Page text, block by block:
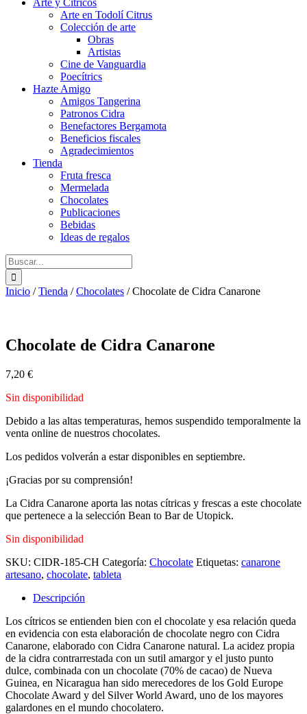
Arte y Cítricos
Arte en Todolí Citrus
Colección de arte
Obras
Artistas
Cine de Vanguardia
Poecítrics
Hazte Amigo
Amigos Tangerina
Patronos Cidra
Benefactores Bergamota
Beneficios fiscales
Agradecimientos
Tienda
Fruta fresca
Mermelada
Chocolates
Publicaciones
Bebidas
Ideas de regalos
Buscar:
Inicio / Tienda / Chocolates / Chocolate de Cidra Canarone
Chocolate de Cidra Canarone
7,20 €
Sin disponibilidad
Debido a las altas temperaturas, hemos suspendido temporalmente la
venta online de nuestros chocolates.
Los pedidos volverán a estar disponibles en septiembre.
¡Gracias por su comprensión!
La Cidra Canarone aporta las notas cítricas y frescas a este chocolate
que pertenece a la selección Bean to Bar de Utopick.
Sin disponibilidad
SKU: CIDR-185-CH Categoría: Chocolate Etiquetas: canarone
artesano, chocolate, tableta
Descripción
Los cítricos se entienden bien con el chocolate y esa relación queda
en evidencia con esta elaboración de chocolate negro con Cidra
Canarone, elaborado con Cidra Canarone natural. La acidez propia
de la cidra contrarrestada con un sutil amargor y el justo punto
dulce, combinada con un chocolate (70% de cacao) de Nueva
Guinea, en Nicaragua han sido merecedores de los Gold Europe
Chocolate Award y del Silver World Award, uno de los mayores
galardones en el mundo chocolatero.